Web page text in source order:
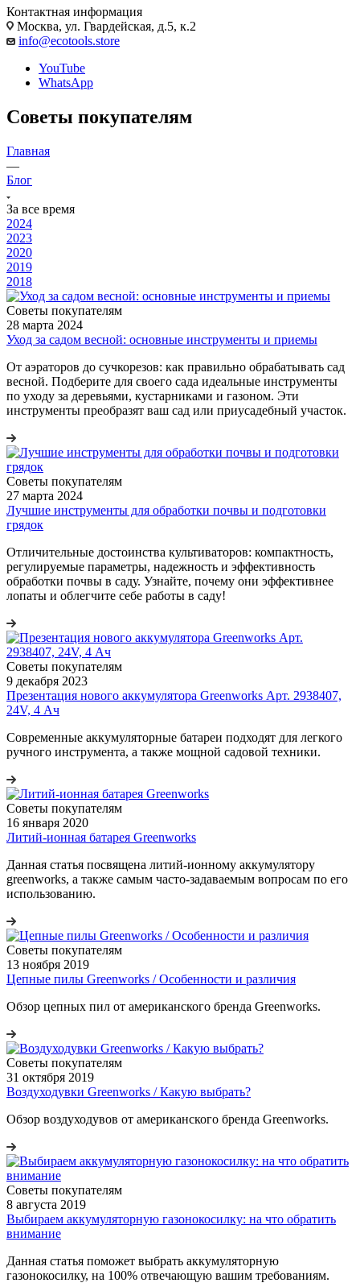
Контактная информация
Москва, ул. Гвардейская, д.5, к.2
info@ecotools.store
YouTube
WhatsApp
Советы покупателям
Главная
—
Блог
За все время
2024
2023
2020
2019
2018
Советы покупателям
28 марта 2024
Уход за садом весной: основные инструменты и приемы
От аэраторов до сучкорезов: как правильно обрабатывать сад
весной. Подберите для своего сада идеальные инструменты
по уходу за деревьями, кустарниками и газоном. Эти
инструменты преобразят ваш сад или приусадебный участок.
Советы покупателям
27 марта 2024
Лучшие инструменты для обработки почвы и подготовки
грядок
Отличительные достоинства культиваторов: компактность,
регулируемые параметры, надежность и эффективность
обработки почвы в саду. Узнайте, почему они эффективнее
лопаты и облегчите себе работы в саду!
Советы покупателям
9 декабря 2023
Презентация нового аккумулятора Greenworks Арт. 2938407,
24V, 4 Ач
Современные аккумуляторные батареи подходят для легкого
ручного инструмента, а также мощной садовой техники.
Советы покупателям
16 января 2020
Литий-ионная батарея Greenworks
Данная статья посвящена литий-ионному аккумулятору
greenworks, а также самым часто-задаваемым вопросам по его
использованию.
Советы покупателям
13 ноября 2019
Цепные пилы Greenworks / Особенности и различия
Обзор цепных пил от американского бренда Greenworks.
Советы покупателям
31 октября 2019
Воздуходувки Greenworks / Какую выбрать?
Обзор воздуходувов от американского бренда Greenworks.
Советы покупателям
8 августа 2019
Выбираем аккумуляторную газонокосилку: на что обратить
внимание
Данная статья поможет выбрать аккумуляторную
газонокосилку, на 100% отвечающую вашим требованиям.